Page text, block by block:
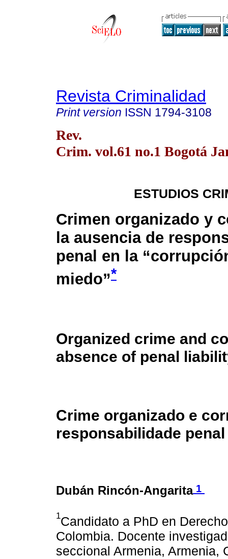
Revista Criminalidad
Print version ISSN 1794-3108
Rev.
Crim. vol.61 no.1 Bogotá
ESTUDIOS
Crimen organizado y
la ausencia de
penal en la
miedo”*
Organized crime and
absence of penal
Crime organizado e
responsabilidade
Dubán Rincón-Angarita 1
1Candidato a PhD en
Colombia. Docente
seccional Armenia, Armenia,